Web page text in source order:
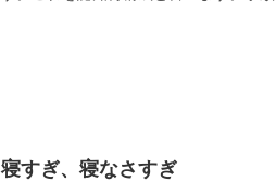
寝すぎ、寝なさすぎ